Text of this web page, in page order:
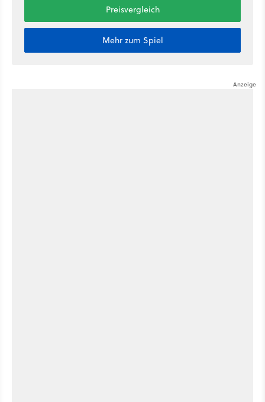
Preisvergleich
Mehr zum Spiel